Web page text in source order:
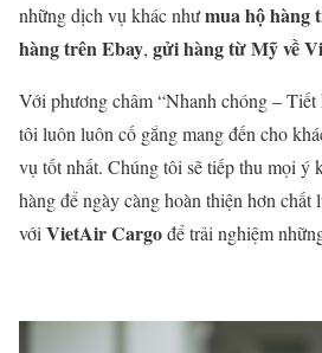
những dịch vụ khác nhưmua hộ hàng
hàng trên Ebay, gửi hàng từ Mỹ về
Với phương châm “Nhanh chóng –
tôi luôn luôn cố gắng mang đến cho
vụ tốt nhất. Chúng tôi sẽ tiếp thu mọi ý
hàng để ngày càng hoàn thiện hơn
vớiVietAir Cargođể trải nghiệm